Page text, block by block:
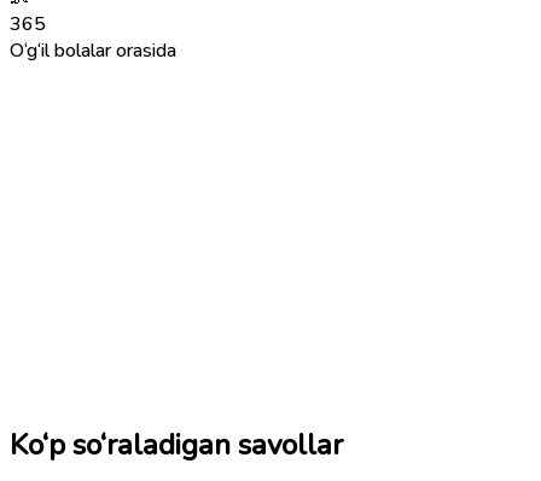
365
O‘g‘il bolalar orasida
Ko‘p so‘raladigan savollar